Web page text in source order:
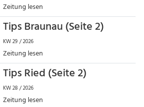
Zeitung lesen
Tips Braunau (Seite 2)
KW 29 / 2026
Zeitung lesen
Tips Ried (Seite 2)
KW 28 / 2026
Zeitung lesen